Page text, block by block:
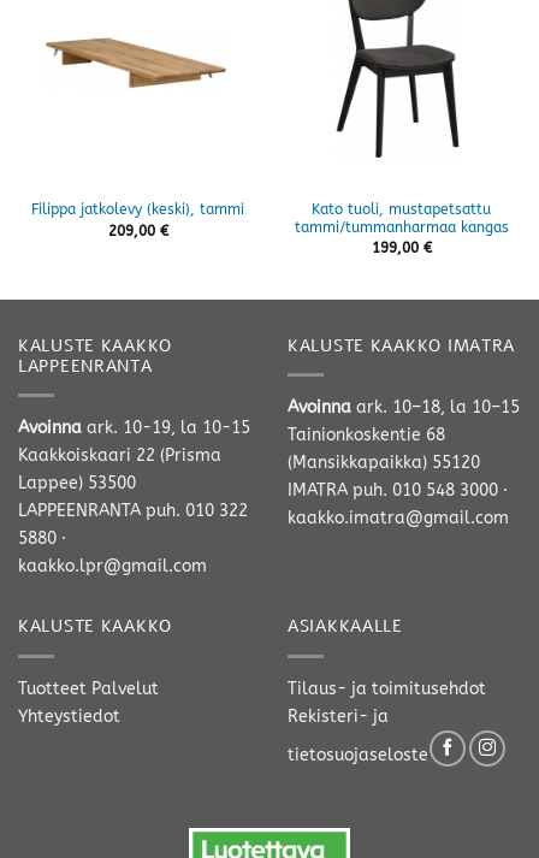
Filippa jatkolevy (keski), tammi
209,00 €
Kato tuoli, mustapetsattu
tammi/tummanharmaa kangas
199,00 €
KALUSTE KAAKKO
LAPPEENRANTA
Avoinna ark. 10-19, la 10-15
Kaakkoiskaari 22 (Prisma
Lappee) 53500
LAPPEENRANTA puh. 010 322
5880 ·
kaakko.lpr@gmail.com
KALUSTE KAAKKO IMATRA
Avoinna ark. 10–18, la 10–15
Tainionkoskentie 68
(Mansikkapaikka) 55120
IMATRA puh. 010 548 3000 ·
kaakko.imatra@gmail.com
KALUSTE KAAKKO
Tuotteet Palvelut
Yhteystiedot
ASIAKKAALLE
Tilaus- ja toimitusehdot
Rekisteri- ja
tietosuojaseloste